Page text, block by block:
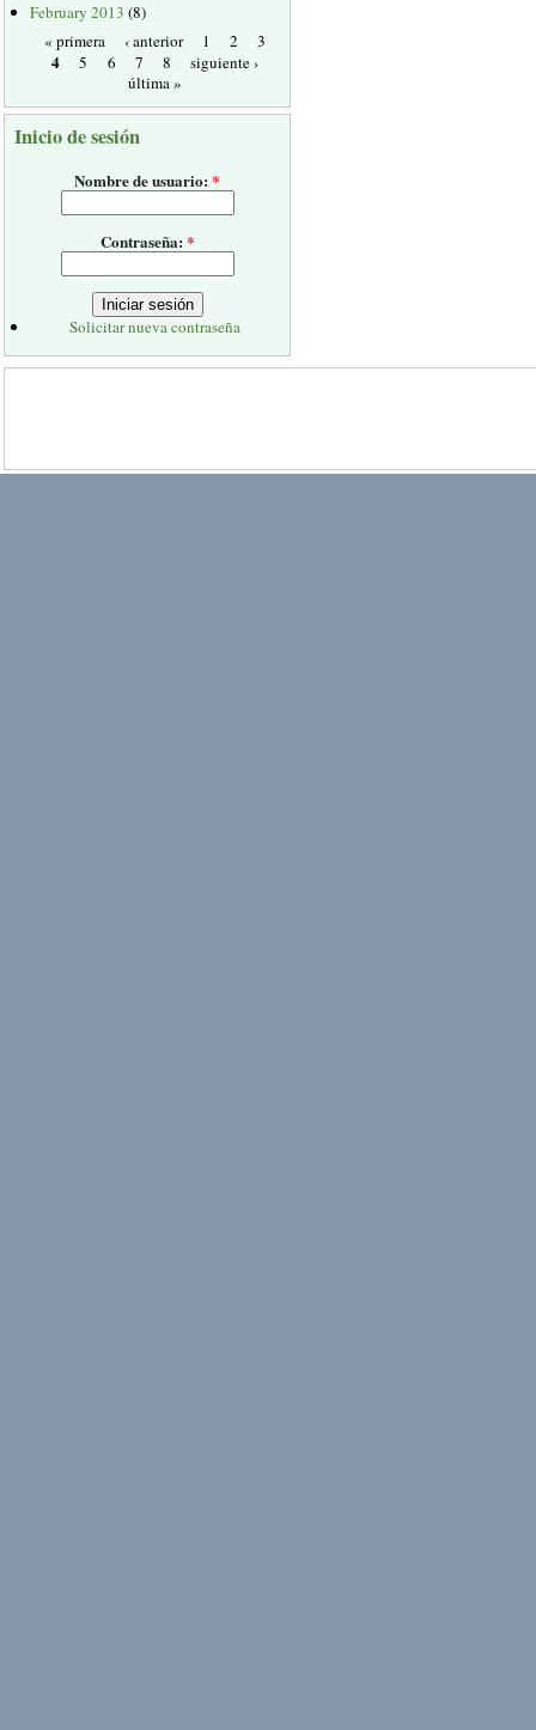
February 2013 (8)
« primera
‹ anterior 1 2 3
4 5 6 7 8
siguiente ›
última »
Inicio de sesión
Nombre de usuario:*
Contraseña:*
Solicitar nueva contraseña